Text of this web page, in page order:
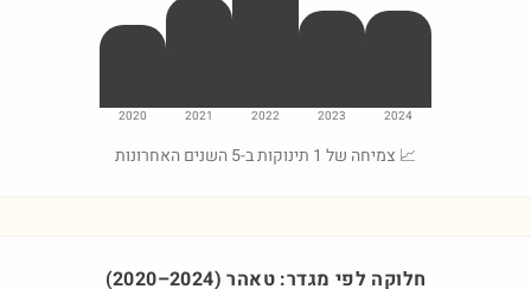
2024
2023
2022
2021
2020
📈 צמיחה של 1 תינוקות ב-5 השנים האחרונות
חלוקה לפי מגדר: טאהר (2020–2024)